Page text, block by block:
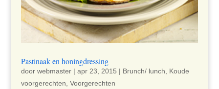
Pastinaak en honingdressing
door webmaster| apr 23, 2015 | Brunch/ lunch, Koude
voorgerechten, Voorgerechten